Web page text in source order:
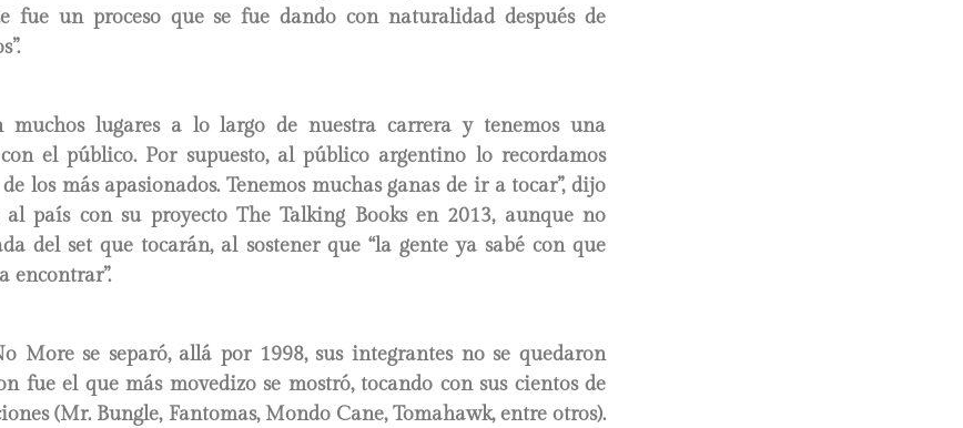
fue un proceso que se fue dando con naturalidad después de
muchos lugares a lo largo de nuestra carrera y tenemos una
el público. Por supuesto, al público argentino lo recordamos
los más apasionados. Tenemos muchas ganas de ir a tocar”, dijo
país con su proyecto The Talking Books en 2013, aunque no
del set que tocarán, al sostener que “la gente ya sabé con que
encontrar”.
More se separó, allá por 1998, sus integrantes no se quedaron
fue el que más movedizo se mostró, tocando con sus cientos de
(Mr. Bungle, Fantomas, Mondo Cane, Tomahawk, entre otros).